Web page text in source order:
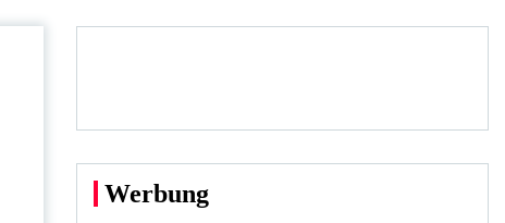
Werbung